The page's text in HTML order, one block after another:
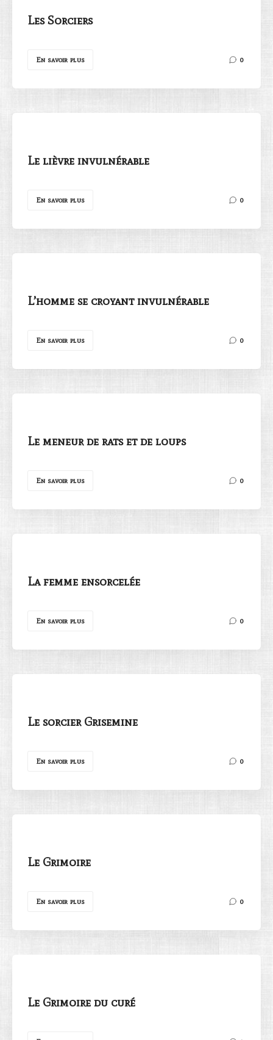
Les Sorciers
En savoir plus 0
Le lièvre invulnérable
En savoir plus 0
L’homme se croyant invulnérable
En savoir plus 0
Le meneur de rats et de loups
En savoir plus 0
La femme ensorcelée
En savoir plus 0
Le sorcier Grisemine
En savoir plus 0
Le Grimoire
En savoir plus 0
Le Grimoire du curé